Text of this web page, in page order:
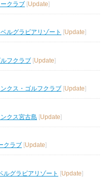
クラブ [Update]
ルグラビアリゾート
Update
フクラブ [Update]
クス・ゴルフクラブ
Update
クス宮古島 [Update]
クラブ
Update
ルグラビアリゾート
[Update]